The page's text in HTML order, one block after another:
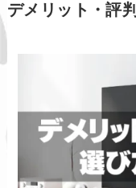
デメリット・評